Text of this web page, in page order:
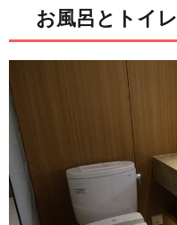
お風呂とトイレ